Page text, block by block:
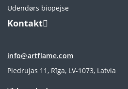
Udendørs biopejse
Kontakt
info@artflame.com
Piedrujas 11, Rīga, LV-1073, Latvia